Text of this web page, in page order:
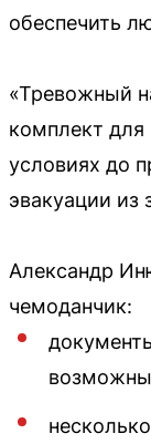
обеспечить
«Тревожный
комплект
условиях до
эвакуации из
Александр
чемоданчик: